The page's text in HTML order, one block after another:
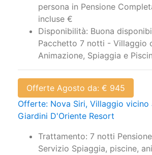
persona in Pensione
incluse €
Disponibilità: Buona
Pacchetto 7 notti - Villaggio
Animazione, Spiaggia e
Offerte Agosto da: € 945
Offerte: Nova Siri, Villaggio vicino
Giardini D'Oriente Resort
Trattamento: 7 notti
Servizio Spiaggia, piscine,